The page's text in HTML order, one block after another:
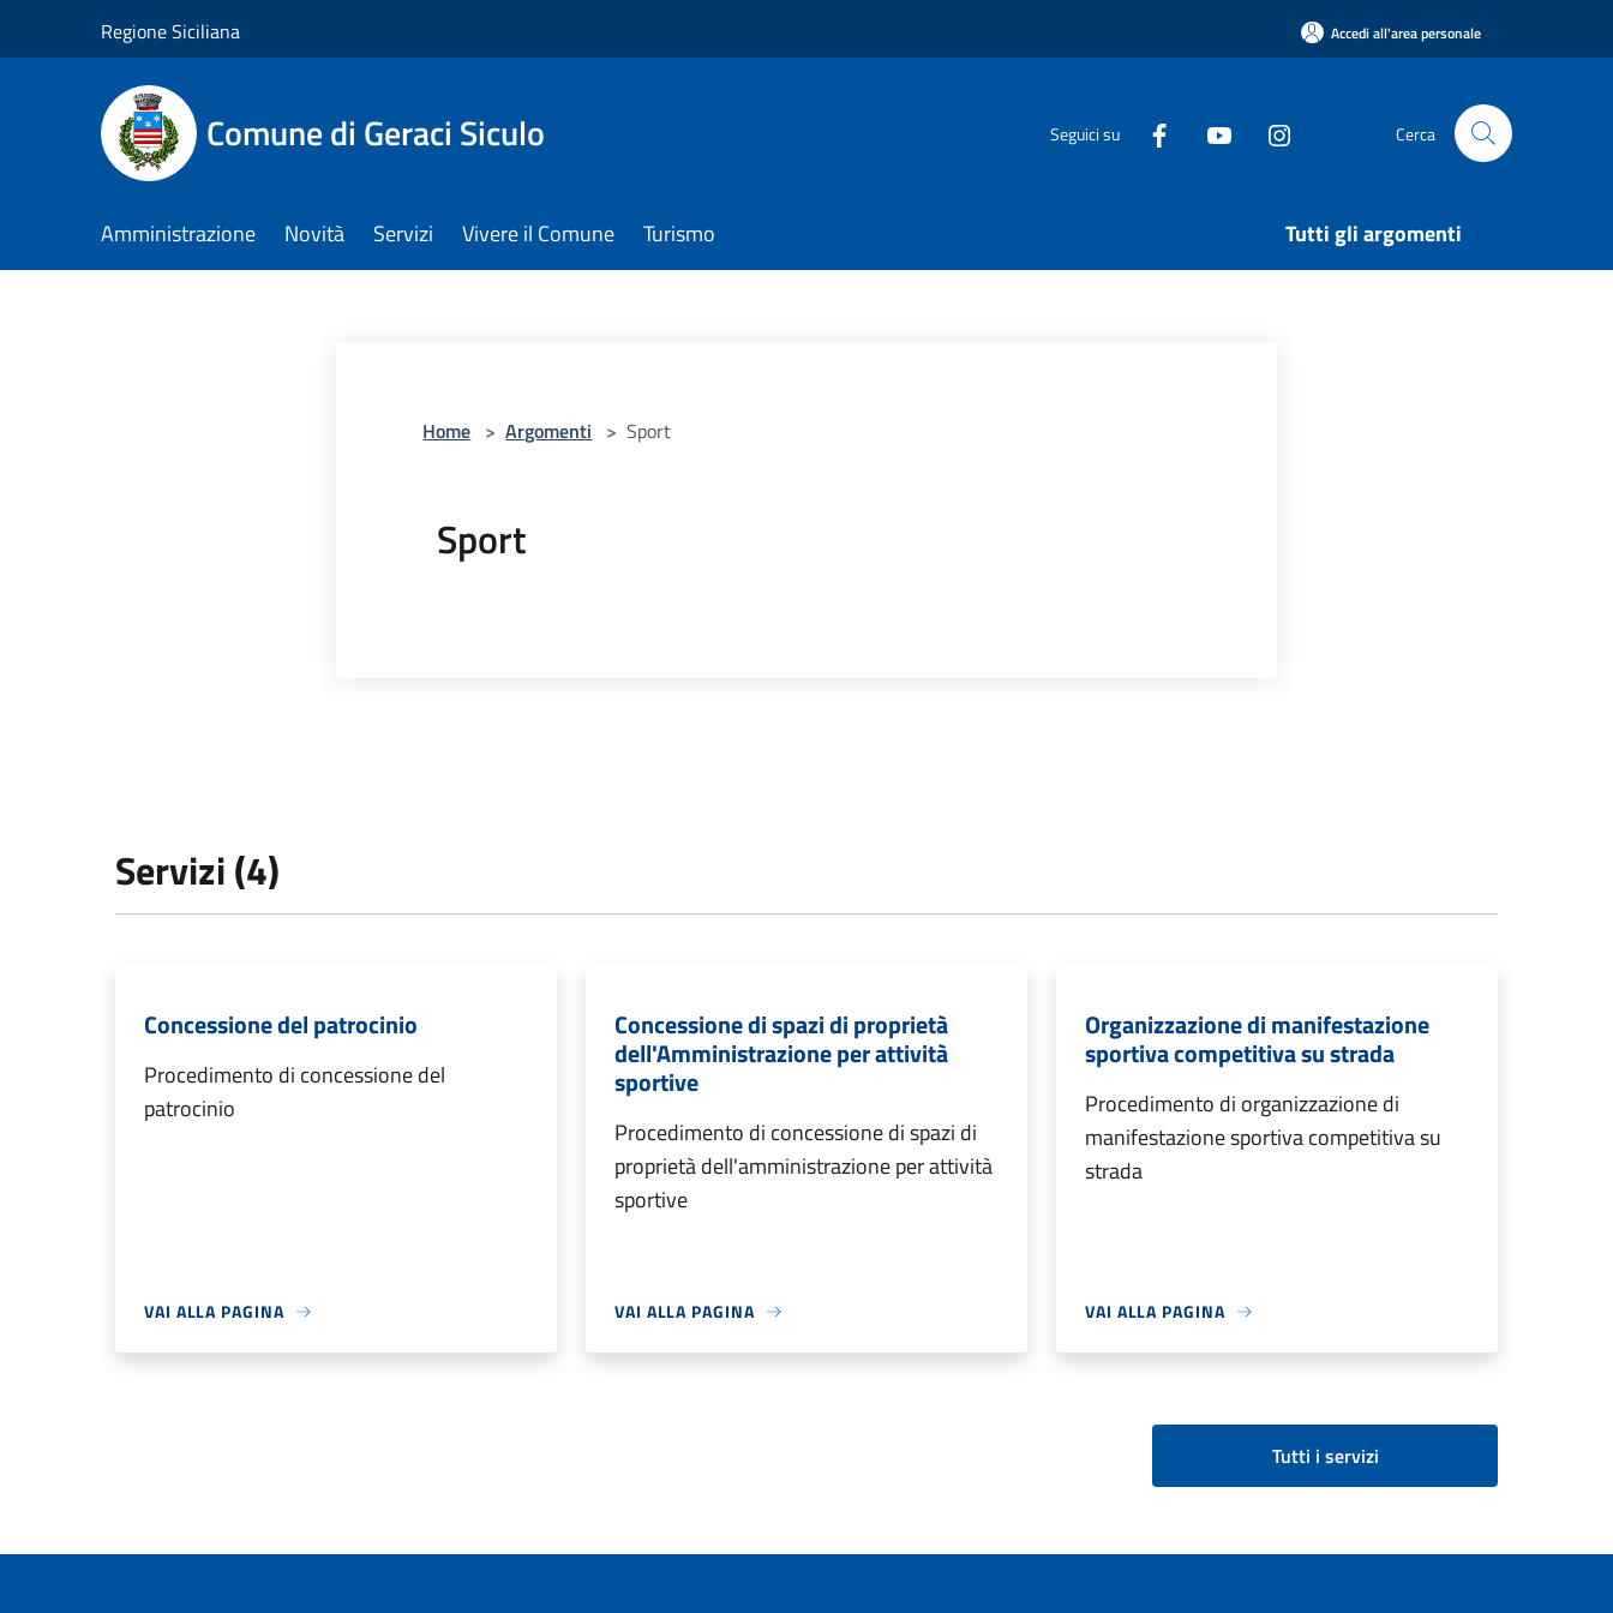
Regione Siciliana Accedi all'area personale
Comune di Geraci Siculo Seguici su Cerca
Amministrazione Novità Servizi Vivere il Comune Turismo Tutti gli argomenti
Home > Argomenti > Sport
Sport
Servizi (4)
Concessione del patrocinio
Procedimento di concessione del
patrocinio
VAI ALLA PAGINA
Concessione di spazi di proprietà
dell'Amministrazione per attività
sportive
Procedimento di concessione di spazi di
proprietà dell'amministrazione per attività
sportive
VAI ALLA PAGINA
Organizzazione di manifestazione
sportiva competitiva su strada
Procedimento di organizzazione di
manifestazione sportiva competitiva su
strada
VAI ALLA PAGINA
Tutti i servizi